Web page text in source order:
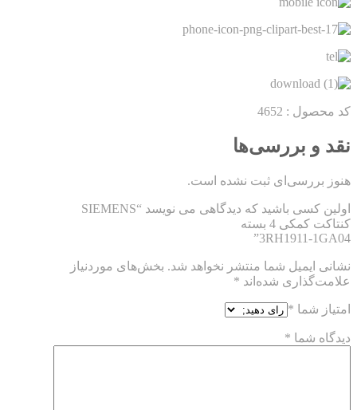
کد محصول : 4652
نقد و بررسی‌ها
هنوز بررسی‌ای ثبت نشده است.
اولین کسی باشید که دیدگاهی می نویسد “SIEMENS
کنتاکت کمکی 4 بسته
3RH1911-1GA04”
نشانی ایمیل شما منتشر نخواهد شد. بخش‌های موردنیاز
علامت‌گذاری شده‌اند *
امتیاز شما *
دیدگاه شما *